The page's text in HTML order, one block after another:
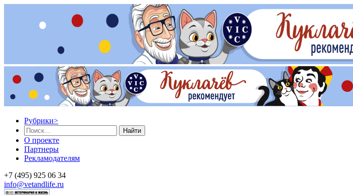
Рубрики>
Найти
О проекте
Партнеры
Рекламодателям
+7 (495) 925 06 34
info@vetandlife.ru